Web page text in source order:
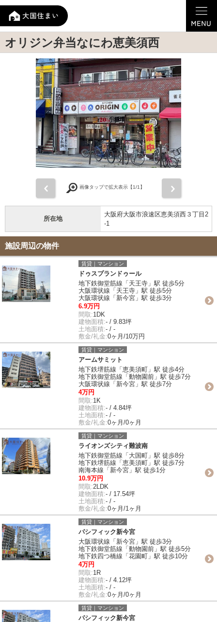
オリジン弁当なにわ恵美須西
画像タップで拡大表示【1/1】
所在地
大阪府大阪市浪速区恵美須西３丁目2
-1
施設周辺の物件
賃貸｜マンション
ドゥスプランドゥール
地下鉄御堂筋線「天王寺」駅 徒歩5分
大阪環状線「天王寺」駅 徒歩5分
大阪環状線「新今宮」駅 徒歩3分
6.9万円
間取:1DK
建物面積:- / 9.83坪
土地面積:- / -
敷金/礼金:0ヶ月/10万円
賃貸｜マンション
アームサミット
地下鉄堺筋線「恵美須町」駅 徒歩4分
地下鉄御堂筋線「動物園前」駅 徒歩7分
大阪環状線「新今宮」駅 徒歩7分
4万円
間取:1K
建物面積:- / 4.84坪
土地面積:- / -
敷金/礼金:0ヶ月/0ヶ月
賃貸｜マンション
ライオンズシティ難波南
地下鉄御堂筋線「大国町」駅 徒歩8分
地下鉄堺筋線「恵美須町」駅 徒歩7分
南海本線「新今宮」駅 徒歩1分
10.9万円
間取:2LDK
建物面積:- / 17.54坪
土地面積:- / -
敷金/礼金:0ヶ月/1ヶ月
賃貸｜マンション
パシフィック新今宮
大阪環状線「新今宮」駅 徒歩3分
地下鉄御堂筋線「動物園前」駅 徒歩5分
地下鉄四つ橋線「花園町」駅 徒歩10分
4万円
間取:1R
建物面積:- / 4.12坪
土地面積:- / -
敷金/礼金:0ヶ月/0ヶ月
賃貸｜マンション
パシフィック新今宮